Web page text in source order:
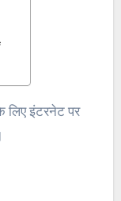
लिए इंटरनेट पर